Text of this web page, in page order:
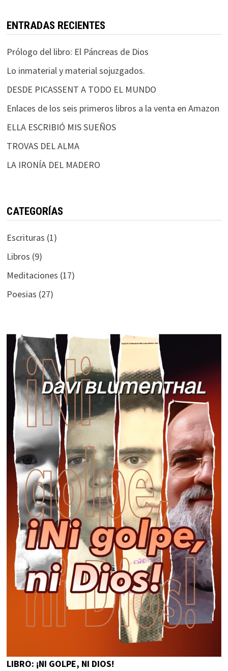
ENTRADAS RECIENTES
Prólogo del libro: El Páncreas de Dios
Lo inmaterial y material sojuzgados.
DESDE PICASSENT A TODO EL MUNDO
Enlaces de los seis primeros libros a la venta en Amazon
ELLA ESCRIBIÓ MIS SUEÑOS
TROVAS DEL ALMA
LA IRONÍA DEL MADERO
CATEGORÍAS
Escrituras (1)
Libros (9)
Meditaciones (17)
Poesias (27)
LIBRO: ¡NI GOLPE, NI DIOS!